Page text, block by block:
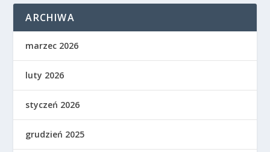
ARCHIWA
marzec 2026
luty 2026
styczeń 2026
grudzień 2025